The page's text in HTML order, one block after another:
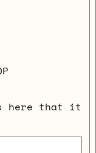
here that it